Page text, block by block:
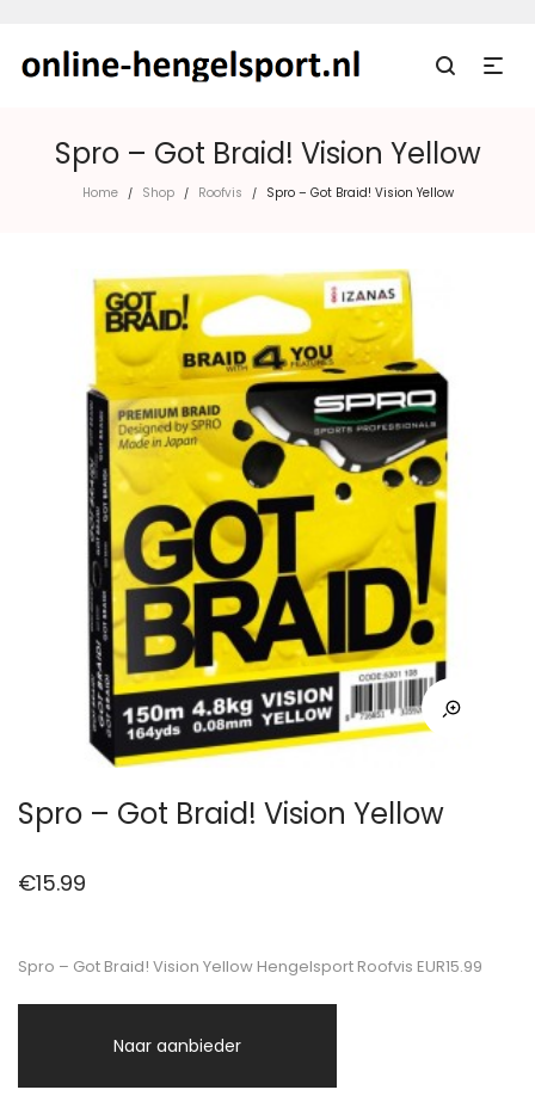
Spro – Got Braid! Vision Yellow
Home / Shop / Roofvis / Spro – Got Braid! Vision Yellow
Spro – Got Braid! Vision Yellow
€15.99
Spro – Got Braid! Vision Yellow Hengelsport Roofvis EUR15.99
Naar aanbieder